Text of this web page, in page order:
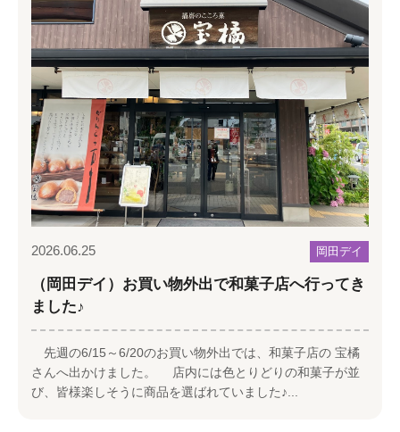
2026.06.25 岡田デイ
（岡田デイ）お買い物外出で和菓子店へ行ってき
ました♪
先週の6/15～6/20のお買い物外出では、和菓子店の 宝橘
さんへ出かけました。 店内には色とりどりの和菓子が並
び、皆様楽しそうに商品を選ばれていました♪...